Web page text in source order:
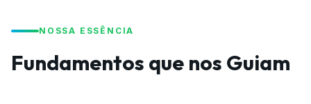
NOSSA ESSÊNCIA
Fundamentos que nos Guiam